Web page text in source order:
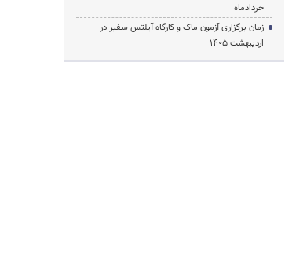
خردادماه
زمان برگزاری آزمون ماک و کارگاه آیلتس سفیر در
اردیبهشت 1405